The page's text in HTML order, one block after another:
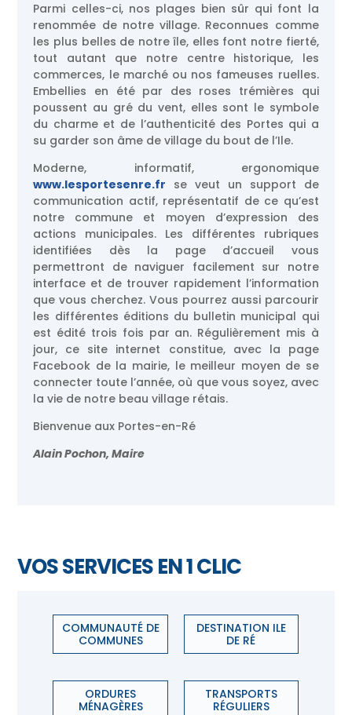
Parmi celles-ci, nos plages bien sûr qui font la
renommée de notre village. Reconnues comme
les plus belles de notre île, elles font notre fierté,
tout autant que notre centre historique, les
commerces, le marché ou nos fameuses ruelles.
Embellies en été par des roses trémières qui
poussent au gré du vent, elles sont le symbole
du charme et de l’authenticité des Portes qui a
su garder son âme de village du bout de l’Ile.
Moderne, informatif, ergonomique
www.lesportesenre.fr se veut un support de
communication actif, représentatif de ce qu’est
notre commune et moyen d’expression des
actions municipales. Les différentes rubriques
identifiées dès la page d’accueil vous
permettront de naviguer facilement sur notre
interface et de trouver rapidement l’information
que vous cherchez. Vous pourrez aussi parcourir
les différentes éditions du bulletin municipal qui
est édité trois fois par an. Régulièrement mis à
jour, ce site internet constitue, avec la page
Facebook de la mairie, le meilleur moyen de se
connecter toute l’année, où que vous soyez, avec
la vie de notre beau village rétais.
Bienvenue aux Portes-en-Ré
Alain Pochon, Maire
VOS SERVICES EN 1 CLIC
COMMUNAUTÉ DE
COMMUNES
DESTINATION ILE
DE RÉ
ORDURES
MÉNAGÈRES
TRANSPORTS
RÉGULIERS